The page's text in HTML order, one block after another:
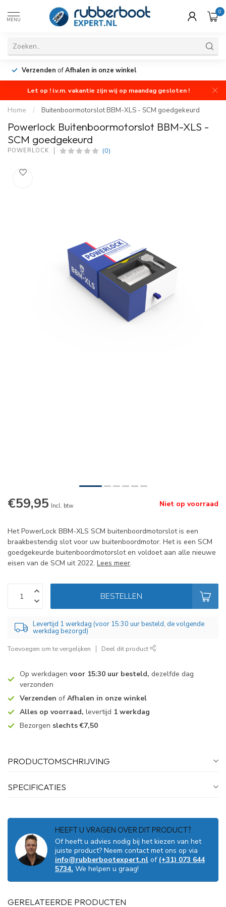
MENU
0
Verzenden ofAfhalen in onze winkel
Let op ! i.v.m. vakantie zijn wij op maandag gesloten !
Home / Buitenboormotorslot BBM-XLS - SCM goedgekeurd
Powerlock Buitenboormotorslot BBM-XLS -
SCM goedgekeurd
POWERLOCK (0)
€59,95 Incl. btw Niet op voorraad
Het PowerLock BBM-XLS SCM buitenboordmotorslot is een
braakbestendig slot voor uw buitenboordmotor. Het is een SCM
goedgekeurde buitenboordmotorslot en voldoet aan alle nieuwe
eisen van de SCM uit 2022. Lees meer.
BESTELLEN
Levertijd 1 werkdag (voor 15:30 uur besteld, de volgende
werkdag bezorgd)
Toevoegen om te vergelijken Deel dit product
Op werkdagen voor 15:30 uur besteld, dezelfde dag
verzonden
Verzenden ofAfhalen in onze winkel
Alles op voorraad, levertijd 1 werkdag
Bezorgen slechts €7,50
PRODUCTOMSCHRIJVING
SPECIFICATIES
HEEFT U VRAGEN OVER DIT PRODUCT?
Of heeft u advies nodig bij het kiezen van het
juiste product? Neem contact met ons op via
info@rubberbootexpert.nl of (+31) 073 644
5734. We helpen u graag!
GERELATEERDE PRODUCTEN